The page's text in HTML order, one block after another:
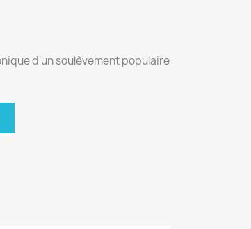
d'un soulèvement populaire